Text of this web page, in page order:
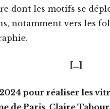
dont les motifs se
notamment vers les
[…]
pour réaliser les
de Paris, Claire